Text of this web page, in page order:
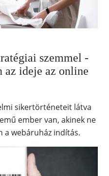
szemmel -
ideje az online
sikertörténeteit látva
ember van, akinek ne
a webáruház indítás.